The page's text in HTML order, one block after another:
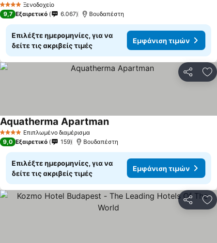
4 ΑστέριαΞενοδοχείο
9,7 Εξαιρετικό 6.067 Βουδαπέστη
Επιλέξτε ημερομηνίες, για να
δείτε τις ακριβείς τιμές
Εμφάνιση τιμών
4 ΑστέριαΕπιπλωμένο διαμέρισμα
Aquatherma Apartman
9,0 Εξαιρετικό 159 Βουδαπέστη
Επιλέξτε ημερομηνίες, για να
δείτε τις ακριβείς τιμές
Εμφάνιση τιμών